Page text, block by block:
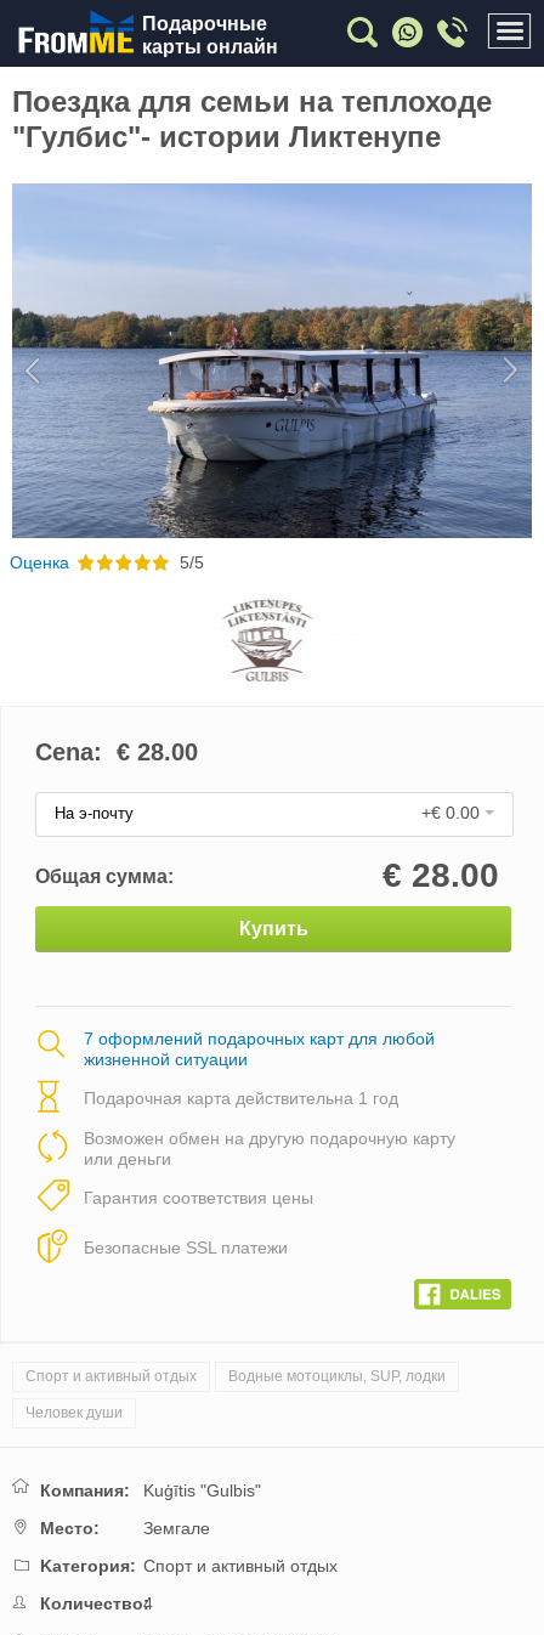
Подарочные
карты онлайн
Поездка для семьи на теплоходе
"Гулбис"- истории Ликтенупе
Previous
Oценка 5/5
Cena: € 28.00
На э-почту +€ 0.00
Общая сумма: € 28.00
Купить
7 оформлений подарочных карт для любой
жизненной ситуации
Подарочная карта действительна 1 год
Возможен обмен на другую подарочную карту
или деньги
Гарантия соответствия цены
Безопасные SSL платежи
Спорт и активный отдых Водные мотоциклы, SUP, лодки
Человек души
Компания:
Kuģītis "Gulbis"
Mестo:
Земгале
Kатегория: Спорт и активный отдых
Количество:4